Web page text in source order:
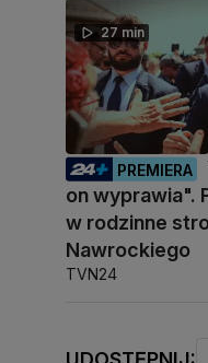
27 min
PREMIERA
on wyprawia".
w rodzinne
Nawrockiego
TVN24